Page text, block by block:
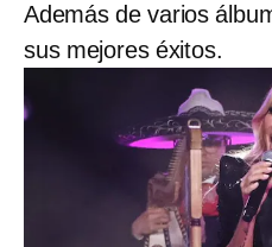
Además de varios
sus mejores éxitos.